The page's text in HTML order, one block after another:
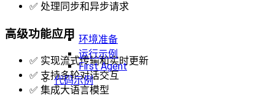
环境准备
运行示例
First Agent
代码示例
✅ 处理同步和异步请求
高级功能应用
✅ 实现流式传输和实时更新
✅ 支持多轮对话交互
✅ 集成大语言模型